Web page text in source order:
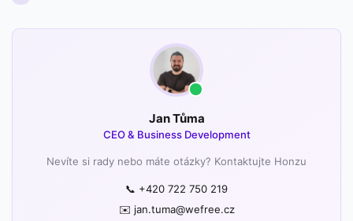
Jan Tůma
CEO & Business Development
Nevíte si rady nebo máte otázky? Kontaktujte Honzu
📞 +420 722 750 219
✉️ jan.tuma@wefree.cz